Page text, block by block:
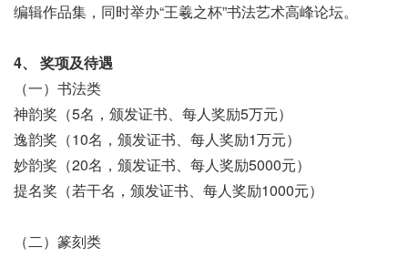
编辑作品集，同时举办“王羲之杯”书法艺术高峰论坛。
4、 奖项及待遇
（一）书法类
神韵奖（5名，颁发证书、每人奖励5万元）
逸韵奖（10名，颁发证书、每人奖励1万元）
妙韵奖（20名，颁发证书、每人奖励5000元）
提名奖（若干名，颁发证书、每人奖励1000元）
（二）篆刻类